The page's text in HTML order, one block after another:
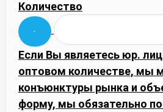
Количество
Если Вы являетесь юр.
оптовом количестве, мы
конъюнктуры рынка и
форму, мы обязательно